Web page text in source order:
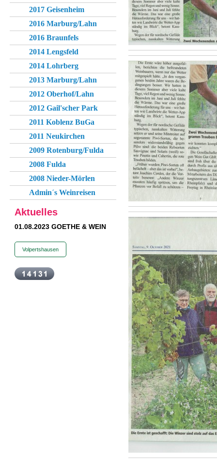
2017 Geisenheim
2016 Marburg/Lahn
2016 Braunfels
2014 Lengsfeld
2014 Lohrberg
2013 Marburg/Lahn
2012 Oberhof/Lahn
2012 Gail'scher Park
2011 Koblenz BuGa
2011 Neukirchen
2009 Rotenburg/Fulda
2008 Fulda
2008 Nieder-Mörlen
Admin´s Weinreisen
Aktuelles
01.08.2023 GOETHE & WEIN
Volpertshausen